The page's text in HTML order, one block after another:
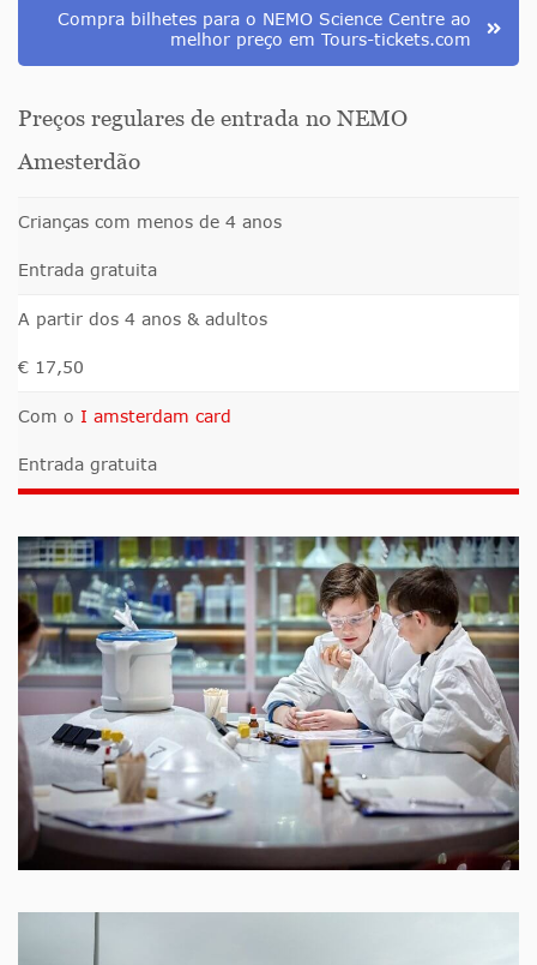
Compra bilhetes para o NEMO Science Centre ao
melhor preço em Tours-tickets.com
Preços regulares de entrada no NEMO
Amesterdão
Crianças com menos de 4 anos
Entrada gratuita
A partir dos 4 anos & adultos
€ 17,50
Com o I amsterdam card
Entrada gratuita